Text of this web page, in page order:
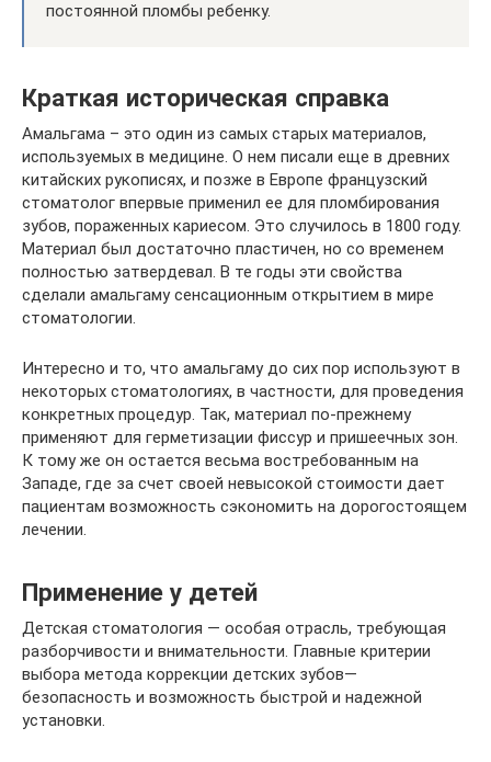
постоянной пломбы ребенку.
Краткая историческая справка
Амальгама – это один из самых старых материалов,
используемых в медицине. О нем писали еще в древних
китайских рукописях, и позже в Европе французский
стоматолог впервые применил ее для пломбирования
зубов, пораженных кариесом. Это случилось в 1800 году.
Материал был достаточно пластичен, но со временем
полностью затвердевал. В те годы эти свойства
сделали амальгаму сенсационным открытием в мире
стоматологии.
Интересно и то, что амальгаму до сих пор используют в
некоторых стоматологиях, в частности, для проведения
конкретных процедур. Так, материал по-прежнему
применяют для герметизации фиссур и пришеечных зон.
К тому же он остается весьма востребованным на
Западе, где за счет своей невысокой стоимости дает
пациентам возможность сэкономить на дорогостоящем
лечении.
Применение у детей
Детская стоматология — особая отрасль, требующая
разборчивости и внимательности. Главные критерии
выбора метода коррекции детских зубов—
безопасность и возможность быстрой и надежной
установки.